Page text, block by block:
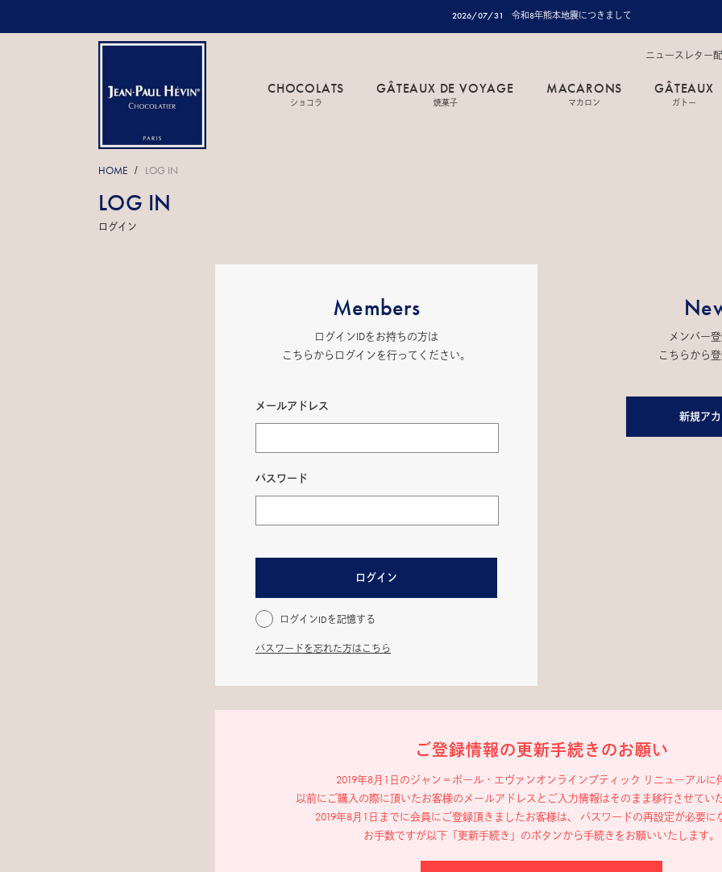
2026/07/31 令和8年熊本地震につきまして
ニュースレター
CHOCOLATS
ショコラ
GÂTEAUX DE VOYAGE
焼菓子
MACARONS
マカロン
GÂTEAUX
ガトー
HOME / LOG IN
LOG IN
ログイン
Members
ログインIDをお持ちの方は
こちらからログインを行ってください。
メールアドレス
パスワード
ログイン
ログインIDを記憶する
パスワードを忘れた方はこちら
メンバー
こちらから
新規ア
ご登録情報の更新手続きのお願い
2019年8月1日のジャン＝ポール・エヴァンオンラインブティック リニューアルに
以前にご購入の際に頂いたお客様のメールアドレスと ご入力情報はそのまま移行させてい
2019年8月1日までに会員にご登録頂きましたお客様は、
パスワードの再設定が必要に
お手数ですが以下「更新手続き」のボタンから手続きをお願いいたします。